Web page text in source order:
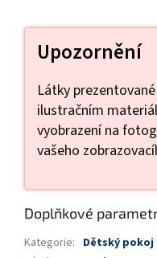
Upozornění
Látky
ilustračním
vyobrazení na
vašeho
Doplňkové
Kategorie: Dětský pokoj